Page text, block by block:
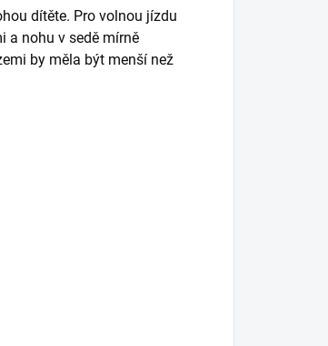
dítěte. Pro volnou jízdu
a nohu v sedě mírně
by měla být menší než